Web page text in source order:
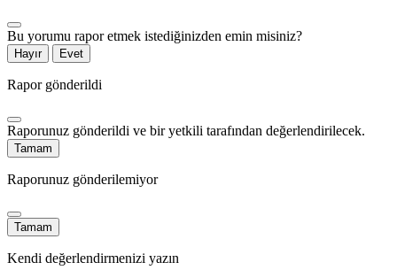
Bu yorumu rapor etmek istediğinizden emin misiniz?
Hayır Evet
Rapor gönderildi
Raporunuz gönderildi ve bir yetkili tarafından değerlendirilecek.
Tamam
Raporunuz gönderilemiyor
Tamam
Kendi değerlendirmenizi yazın